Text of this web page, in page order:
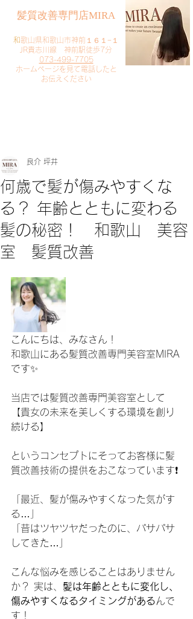
​髪質改善専門店MIRA
​和歌山県和歌山市神前１６１−１
JR貴志川線 神前駅徒歩7分
073-499-7705
​ホームページを見て電話したと
お伝えください
何歳で髪が傷みやすくな
る？ 年齢とともに変わる
髪の秘密！ 和歌山 美容
室 髪質改善
良介 坪井
こんにちは、みなさん！
和歌山にある髪質改善専門美容室MIRA
です✨
当店では髪質改善専門美容室として
【貴女の未来を美しくする環境を創り
続ける】
というコンセプトにそってお客様に髪
質改善技術の提供をおこなっています❗️
「最近、髪が傷みやすくなった気がす
る…」
「昔はツヤツヤだったのに、パサパサ
してきた…」
こんな悩みを感じることはありません
か？ 実は、 髪は年齢とともに変化し、
傷みやすくなるタイミングがあるんで
す！